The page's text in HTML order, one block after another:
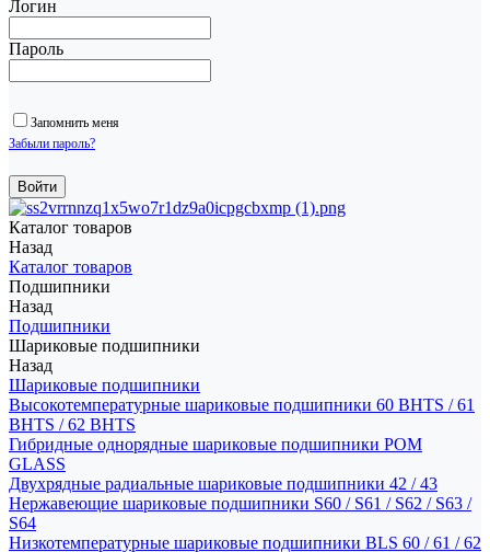
Логин
Пароль
Запомнить меня
Забыли пароль?
Каталог товаров
Назад
Каталог товаров
Подшипники
Назад
Подшипники
Шариковые подшипники
Назад
Шариковые подшипники
Высокотемпературные шариковые подшипники 60 BHTS / 61
BHTS / 62 BHTS
Гибридные однорядные шариковые подшипники POM
GLASS
Двухрядные радиальные шариковые подшипники 42 / 43
Нержавеющие шариковые подшипники S60 / S61 / S62 / S63 /
S64
Низкотемпературные шариковые подшипники BLS 60 / 61 / 62